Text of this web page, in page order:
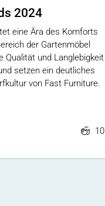
2024
eine Ära des Komforts
der Gartenmöbel
Qualität und Langlebigkeit
setzen ein deutliches
von Fast Furniture.
10